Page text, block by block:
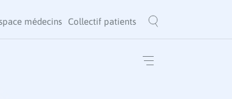
médecins Collectif patients